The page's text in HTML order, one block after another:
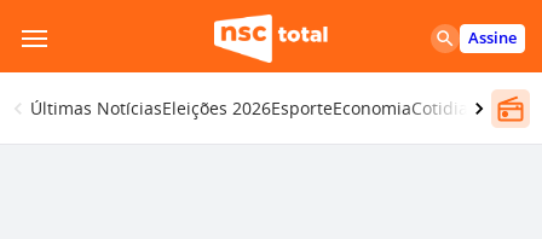
para
o
conteúdo
Assine
Últimas NotíciasEleições 2026EsporteEconomiaCotidiano